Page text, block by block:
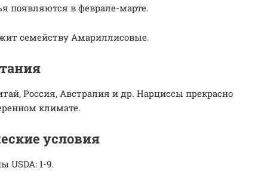
появляются в феврале-марте.
семейству Амариллисовые.
Россия, Австралия и др. Нарциссы прекрасно
климате.
условия
USDA: 1-9.